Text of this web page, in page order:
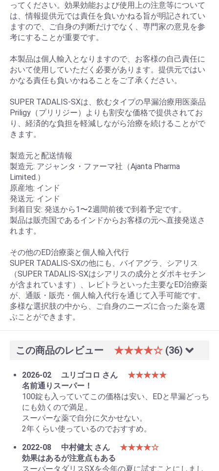
ってください。効果効能および使用上の注意等について
は、情報提供元では責任を負いかねる旨が明記されてい
ますので、ご自身の判断だけでなく、専門家の意見を参
考にすることが重要です。
本製品は個人輸入となりますので、お客様の自己責任に
おいて使用していただく必要があります。提供元ではい
かなる責任も負いかねることをご了承ください。
SUPER TADALIS-SXは、飲むタイプの早漏治療用医薬品
Priligy（プリリジー）よりも割安な価格で提供されてお
り、経済的な負担を軽減しながら治療を続けることがで
きます。
製造元と配送情報
製造元: アジャンタ・ファーマ社（Ajanta Pharma
Limited.）
原産地: インド
発送元: インド
到着目安: 発送から1〜2週間前後で到着予定です。
製品は販売国であるインドからお客様の元へ直接発送さ
れます。
その他のED治療薬と個人輸入代行
SUPER TADALIS-SXの他にも、バイアグラ、シアリス
（SUPER TADALIS-SXはシアリスの成分とダポキセチン
が含まれています）、レビトラといった主要なED治療薬
が、通販・販売・個人輸入代行を通じて入手可能です。
多様な選択肢の中から、ご自身のニーズに合った薬を選
ぶことができます。
この商品のレビュー ★★★★☆ (36)
2026-02 ユリゴコロ さん
★★★★★
名前通りスーパー！
100錠も入っていてこの価格は安い、EDと早漏どっち
にも効くので満足。
スーパーな薬で自分に欠かせない。
2年くらい使っているのでおすすめ。
2022-08
中村健太 さん
★★★★☆
効果はあるが注意点もある
スーパータダリスSXを今年の夏に試すことにしまし